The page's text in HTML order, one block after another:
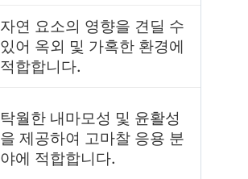
자연 요소의 영향을 견딜 수
있어 옥외 및 가혹한 환경에
적합합니다.
탁월한 내마모성 및 윤활성
을 제공하여 고마찰 응용 분
야에 적합합니다.